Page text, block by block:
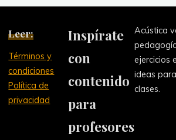
Leer:
Términos y
condiciones
Política de
privacidad
Inspírate
con
contenido
para
profesores
Acústica
ejercicios e
ideas
clases.